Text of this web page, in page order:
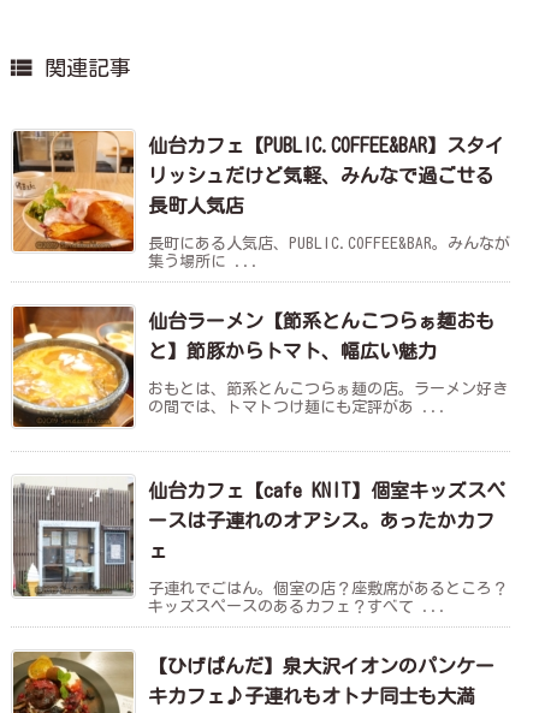
 関連記事
仙台カフェ【PUBLIC.COFFEE&BAR】スタイ
リッシュだけど気軽、みんなで過ごせる
長町人気店
長町にある人気店、PUBLIC.COFFEE&BAR。みんなが
集う場所に ...
仙台ラーメン【節系とんこつらぁ麺おも
と】節豚からトマト、幅広い魅力
おもとは、節系とんこつらぁ麺の店。ラーメン好き
の間では、トマトつけ麺にも定評があ ...
仙台カフェ【cafe KNIT】個室キッズスペ
ースは子連れのオアシス。あったかカフ
ェ
子連れでごはん。個室の店？座敷席があるところ？
キッズスペースのあるカフェ？すべて ...
【ひげぱんだ】泉大沢イオンのパンケー
キカフェ♪子連れもオトナ同士も大満